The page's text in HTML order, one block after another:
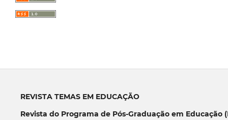
REVISTA TEMAS EM EDUCAÇÃO
Revista do Programa de Pós-Graduação em Educação